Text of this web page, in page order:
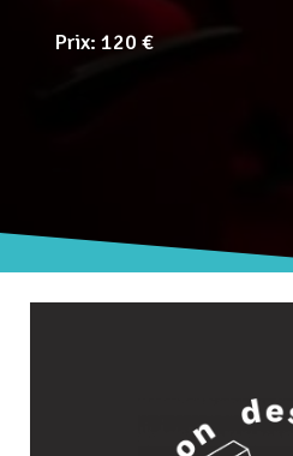
Prix: 120 €